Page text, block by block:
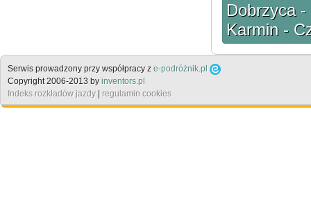
Dobrzyca
Karmin -
Serwis prowadzony przy współpracy z e-podróżnik.pl
Copyright 2006-2013 by inventors.pl
Indeks rozkładów jazdy
regulamin cookies